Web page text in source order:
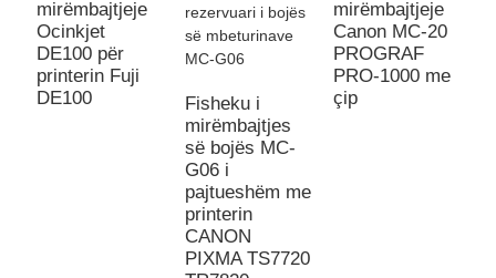
mirëmbajtjeje
Ocinkjet
DE100 për
printerin Fuji
DE100
Fisheku i
mirëmbajtjes
së bojës MC-
G06 i
pajtueshëm me
printerin
CANON
PIXMA TS7720
mirëmbajtjeje
Canon MC-20
PROGRAF
PRO-1000 me
çip